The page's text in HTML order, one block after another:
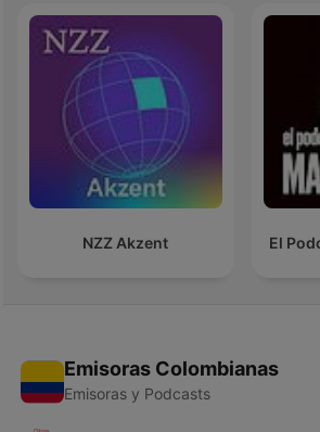
NZZ Akzent El
Emisoras Colombianas
Emisoras y Podcasts